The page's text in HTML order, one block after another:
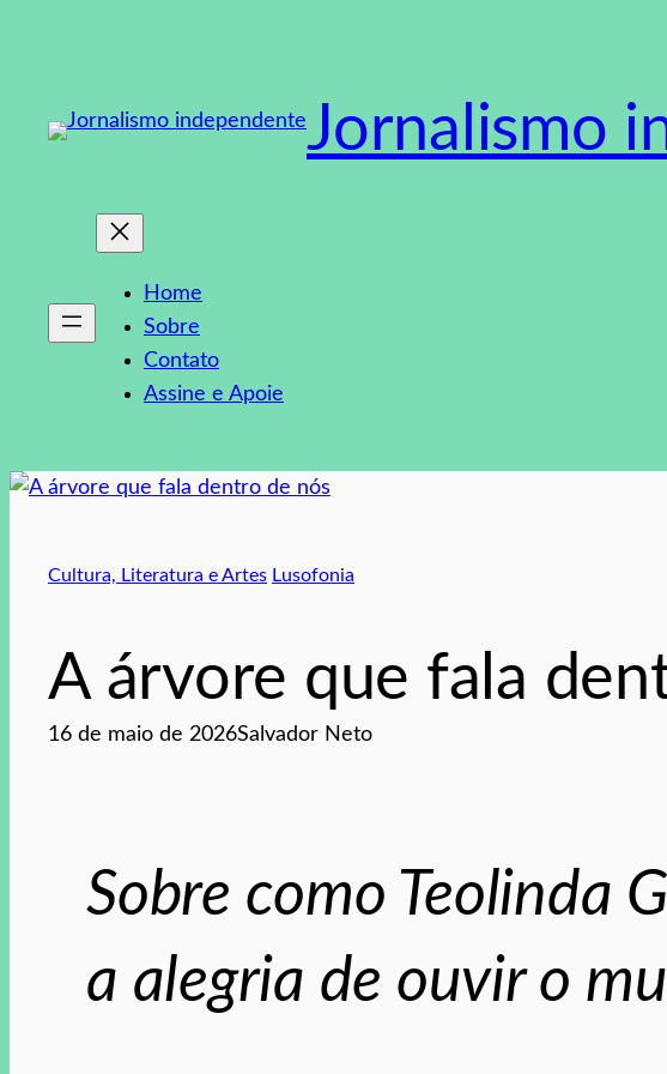
conteúdo
Jornalismo
Home
Sobre
Contato
Assine e Apoie
Cultura, Literatura e Artes Lusofonia
A árvore que fala
16 de maio de 2026Salvador Neto
Sobre como Teolinda
a alegria de ouvir o